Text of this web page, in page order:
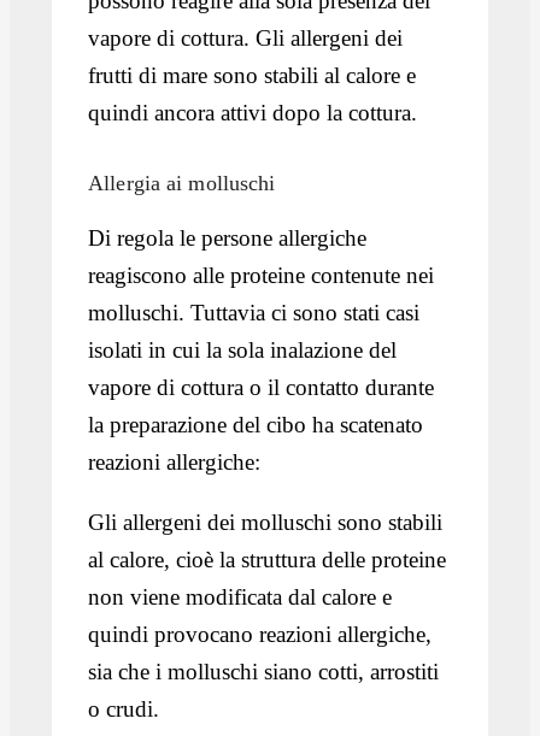
vapore di cottura. Gli allergeni dei
frutti di mare sono stabili al calore e
quindi ancora attivi dopo la cottura.
Allergia ai molluschi
Di regola le persone allergiche
reagiscono alle proteine contenute nei
molluschi. Tuttavia ci sono stati casi
isolati in cui la sola inalazione del
vapore di cottura o il contatto durante
la preparazione del cibo ha scatenato
reazioni allergiche:
Gli allergeni dei molluschi sono stabili
al calore, cioè la struttura delle proteine
non viene modificata dal calore e
quindi provocano reazioni allergiche,
sia che i molluschi siano cotti, arrostiti
o crudi.